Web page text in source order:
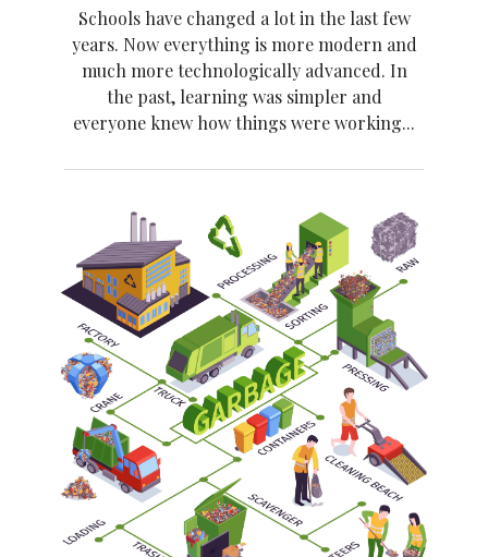
Schools have changed a lot in the last few
years. Now everything is more modern and
much more technologically advanced. In
the past, learning was simpler and
everyone knew how things were working...